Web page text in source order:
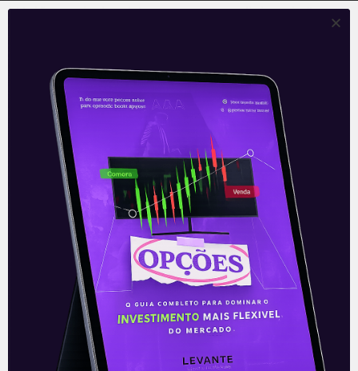
União e ainda obter recursos adicionais.”
moldes, o cenário já adverso, em 2020, para
o déficit de primário e para o aumento da
dívida bruta do governo poderia piorar,
respectivamente, em 2 por cento e 10 por
cento do PIB – segundo cálculos de Mendes
e Lisboa. Vale falar que o cenário base da
Levante é de um crescimento de 6 pontos
percentuais na dívida bruta do governo em